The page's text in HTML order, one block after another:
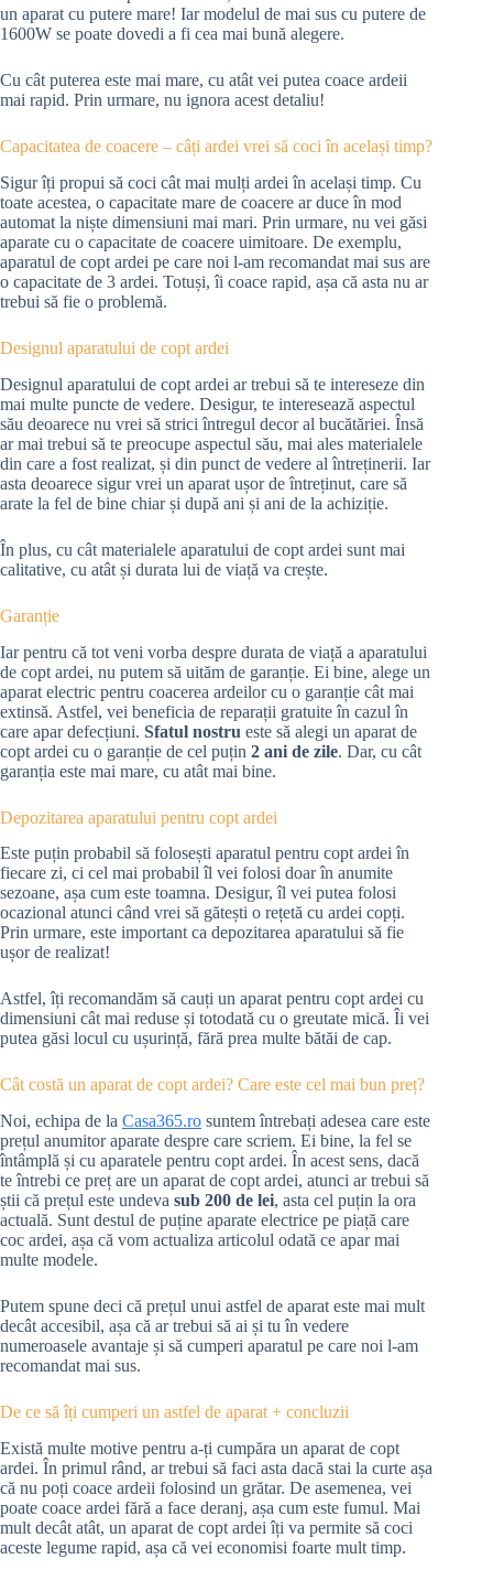
un aparat cu putere mare! Iar modelul de mai sus cu putere de
1600W se poate dovedi a fi cea mai bună alegere.
Cu cât puterea este mai mare, cu atât vei putea coace ardeii
mai rapid. Prin urmare, nu ignora acest detaliu!
Capacitatea de coacere – câți ardei vrei să coci în același timp?
Sigur îți propui să coci cât mai mulți ardei în același timp. Cu
toate acestea, o capacitate mare de coacere ar duce în mod
automat la niște dimensiuni mai mari. Prin urmare, nu vei găsi
aparate cu o capacitate de coacere uimitoare. De exemplu,
aparatul de copt ardei pe care noi l-am recomandat mai sus are
o capacitate de 3 ardei. Totuși, îi coace rapid, așa că asta nu ar
trebui să fie o problemă.
Designul aparatului de copt ardei
Designul aparatului de copt ardei ar trebui să te intereseze din
mai multe puncte de vedere. Desigur, te interesează aspectul
său deoarece nu vrei să strici întregul decor al bucătăriei. Însă
ar mai trebui să te preocupe aspectul său, mai ales materialele
din care a fost realizat, și din punct de vedere al întreținerii. Iar
asta deoarece sigur vrei un aparat ușor de întreținut, care să
arate la fel de bine chiar și după ani și ani de la achiziție.
În plus, cu cât materialele aparatului de copt ardei sunt mai
calitative, cu atât și durata lui de viață va crește.
Garanție
Iar pentru că tot veni vorba despre durata de viață a aparatului
de copt ardei, nu putem să uităm de garanție. Ei bine, alege un
aparat electric pentru coacerea ardeilor cu o garanție cât mai
extinsă. Astfel, vei beneficia de reparații gratuite în cazul în
care apar defecțiuni. Sfatul nostru este să alegi un aparat de
copt ardei cu o garanție de cel puțin 2 ani de zile. Dar, cu cât
garanția este mai mare, cu atât mai bine.
Depozitarea aparatului pentru copt ardei
Este puțin probabil să folosești aparatul pentru copt ardei în
fiecare zi, ci cel mai probabil îl vei folosi doar în anumite
sezoane, așa cum este toamna. Desigur, îl vei putea folosi
ocazional atunci când vrei să gătești o rețetă cu ardei copți.
Prin urmare, este important ca depozitarea aparatului să fie
ușor de realizat!
Astfel, îți recomandăm să cauți un aparat pentru copt ardei cu
dimensiuni cât mai reduse și totodată cu o greutate mică. Îi vei
putea găsi locul cu ușurință, fără prea multe bătăi de cap.
Cât costă un aparat de copt ardei? Care este cel mai bun preț?
Noi, echipa de la Casa365.ro suntem întrebați adesea care este
prețul anumitor aparate despre care scriem. Ei bine, la fel se
întâmplă și cu aparatele pentru copt ardei. În acest sens, dacă
te întrebi ce preț are un aparat de copt ardei, atunci ar trebui să
știi că prețul este undeva sub 200 de lei, asta cel puțin la ora
actuală. Sunt destul de puține aparate electrice pe piață care
coc ardei, așa că vom actualiza articolul odată ce apar mai
multe modele.
Putem spune deci că prețul unui astfel de aparat este mai mult
decât accesibil, așa că ar trebui să ai și tu în vedere
numeroasele avantaje și să cumperi aparatul pe care noi l-am
recomandat mai sus.
De ce să îți cumperi un astfel de aparat + concluzii
Există multe motive pentru a-ți cumpăra un aparat de copt
ardei. În primul rând, ar trebui să faci asta dacă stai la curte așa
că nu poți coace ardeii folosind un grătar. De asemenea, vei
poate coace ardei fără a face deranj, așa cum este fumul. Mai
mult decât atât, un aparat de copt ardei îți va permite să coci
aceste legume rapid, așa că vei economisi foarte mult timp.